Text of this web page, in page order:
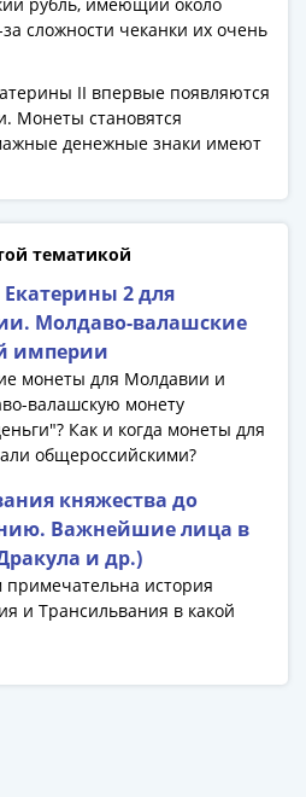
сложности чеканки их очень
II впервые появляются
Монеты становятся
денежные знаки имеют
тематикой
2 для
Молдаво-валашские
империи
монеты для Молдавии и
валашскую монету
Как и когда монеты для
общероссийскими?
княжества до
Важнейшие лица в
и др.)
примечательна история
и Трансильвания в какой